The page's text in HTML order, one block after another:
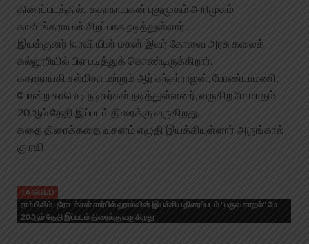
திரைப்படத்தில். கதாநாயகன் புதுமுகம் அறிமுகம்
காளிங்கராயன் சிறப்பாக நடித்துள்ளார் .
இயக்குனர் k. ரவி யின் மகன் இவர் கோவை அரசு கலைக்
கல்லூரியில் பிஏ படித்துக் கொண்டிருக்கிறார்.
கதாநாயகி சல்மிதா மற்றும் ஆர் சுந்தர்ராஜன், போண்டாமணி,
போன்ற காமெடி நடிகர்கள் நடித்துள்ளனர், வருகிற மே மாதம்
20ஆம் தேதி இப்படம் திரைக்கு வருகிறது,
கதை திரைக்கதை வசனம் எழுதி இயக்கியுள்ளார் அருங்கால்
கு.ரவி
TAGGED
ராம் பிலிம் புரோடக்சன் சார்பில் ஹால்வின் இயக்கிய திரைப்படம் "பருவ காதல்" மே
20ஆம் தேதி இப்படம் திரைக்கு வருகிறது